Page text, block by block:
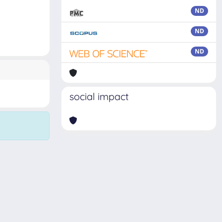
ND
ND
ND
social impact